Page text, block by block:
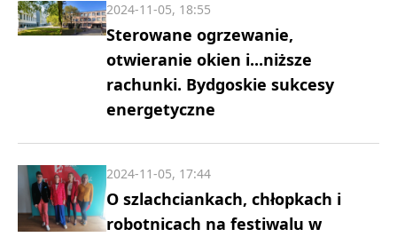
Sterowane ogrzewanie,
otwieranie okien i...niższe
rachunki. Bydgoskie sukcesy
energetyczne
2024-11-05, 18:55
O szlachciankach, chłopkach i
robotnicach na festiwalu w
2024-11-05, 17:44